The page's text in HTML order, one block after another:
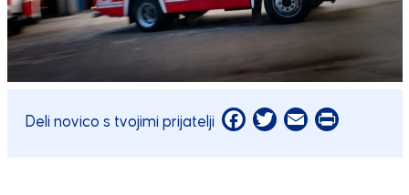
Deli novico s tvojimi prijatelji Facebook
Twitter
EmailPrint